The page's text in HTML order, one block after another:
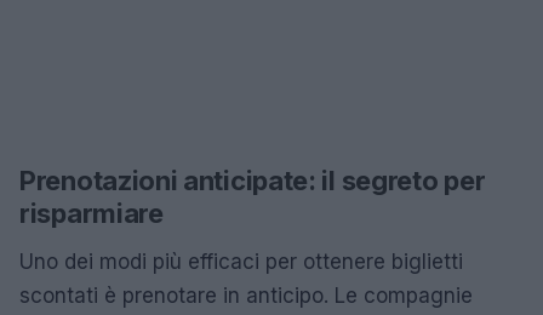
Prenotazioni anticipate: il segreto per
risparmiare
Uno dei modi più efficaci per ottenere biglietti
scontati è prenotare in anticipo. Le compagnie